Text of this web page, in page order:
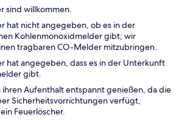
sind willkommen.
hat nicht angegeben, ob es in der
Kohlenmonoxidmelder gibt; wir
tragbaren CO-Melder mitzubringen.
hat angegeben, dass es in der Unterkunft
gibt.
ihren Aufenthalt entspannt genießen, da die
Sicherheitsvorrichtungen verfügt,
Feuerlöscher.